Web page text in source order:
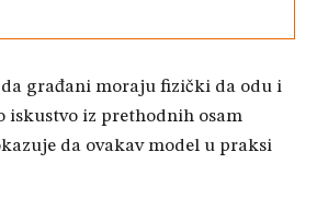
građani moraju fizički da odu i
iskustvo iz prethodnih osam
da ovakav model u praksi